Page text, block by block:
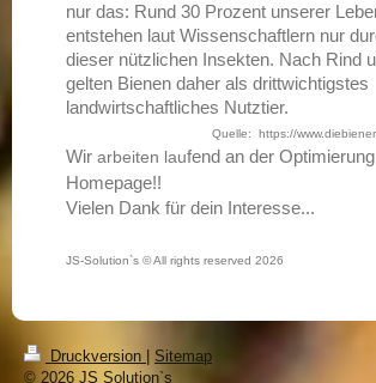
nur das: Rund 30 Prozent unserer
entstehen laut Wissenschaftlern nur
dieser nützlichen Insekten. Nach Rind
gelten Bienen daher als drittwichtigstes
landwirtschaftliches Nutztier.
Quelle: https://
Wir arbeiten laufend an der
Homepage!!
Vielen Dank für dein Interesse...
JS-Solution`s © All rights reserved 2026
Druckversion
Sitemap
© 2026 JS Solution`s